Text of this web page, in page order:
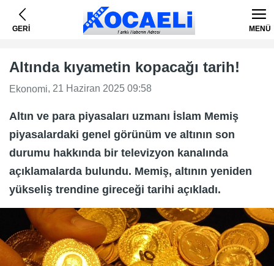
GERİ MENÜ
Altında kıyametin kopacağı tarih!
Ekonomi, 21 Haziran 2025 09:58
Altın ve para piyasaları uzmanı İslam Memiş
piyasalardaki genel görünüm ve altının son
durumu hakkında bir televizyon kanalında
açıklamalarda bulundu. Memiş, altının yeniden
yükseliş trendine gireceği tarihi açıkladı.